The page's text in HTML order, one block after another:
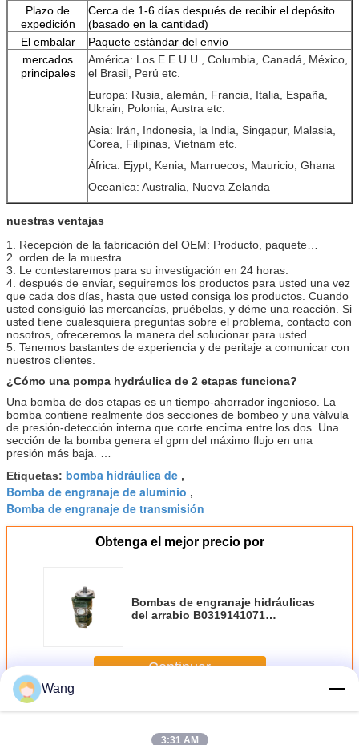
Plazo de
expedición
Cerca de 1-6 días después de recibir el depósito
(basado en la cantidad)
El embalar
Paquete estándar del envío
mercados
principales
América: Los E.E.U.U., Columbia, Canadá, México,
el Brasil, Perú etc.
Europa: Rusia, alemán, Francia, Italia, España,
Ukrain, Polonia, Austra etc.
Asia: Irán, Indonesia, la India, Singapur, Malasia,
Corea, Filipinas, Vietnam etc.
África: Ejypt, Kenia, Marruecos, Mauricio, Ghana
Oceanica: Australia, Nueva Zelanda
nuestras ventajas
1. Recepción de la fabricación del OEM: Producto, paquete…
2. orden de la muestra
3. Le contestaremos para su investigación en 24 horas.
4. después de enviar, seguiremos los productos para usted una vez
que cada dos días, hasta que usted consiga los productos. Cuando
usted consiguió las mercancías, pruébelas, y déme una reacción. Si
usted tiene cualesquiera preguntas sobre el problema, contacto con
nosotros, ofreceremos la manera del solucionar para usted.
5. Tenemos bastantes de experiencia y de peritaje a comunicar con
nuestros clientes.
¿Cómo una pompa hydráulica de 2 etapas funciona?
Una bomba de dos etapas es un tiempo-ahorrador ingenioso. La
bomba contiene realmente dos secciones de bombeo y una válvula
de presión-detección interna que corte encima entre los dos. Una
sección de la bomba genera el gpm del máximo flujo en una
presión más baja. …
Etiquetas: bomba hidráulica de ,
Bomba de engranaje de aluminio ,
Bomba de engranaje de transmisión
Obtenga el mejor precio por
Bombas de engranaje hidráulicas
del arrabio B0319141071
Continuar
MásBomba de engranaje de
Wang
3:31 AM